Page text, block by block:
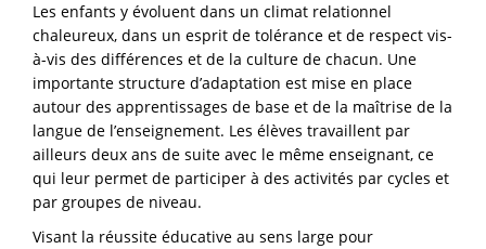
Les enfants y évoluent dans un climat relationnel
chaleureux, dans un esprit de tolérance et de respect vis-
à-vis des différences et de la culture de chacun. Une
importante structure d’adaptation est mise en place
autour des apprentissages de base et de la maîtrise de la
langue de l’enseignement. Les élèves travaillent par
ailleurs deux ans de suite avec le même enseignant, ce
qui leur permet de participer à des activités par cycles et
par groupes de niveau.
Visant la réussite éducative au sens large pour